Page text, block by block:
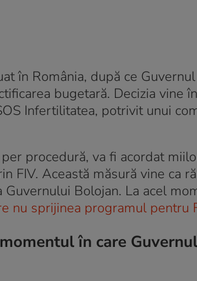
în România, după ce
bugetară. Decizia vine
Infertilitatea, potrivit unui
procedură, va fi acordat
FIV. Această măsură vine ca
Bolojan. La acel
nu sprijinea programul pentru
în care